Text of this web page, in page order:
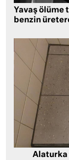
Yavaş ölüme
benzin
Alaturka